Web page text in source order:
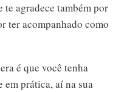
te agradece também por
ter acompanhado como
é que você tenha
prática, aí na sua